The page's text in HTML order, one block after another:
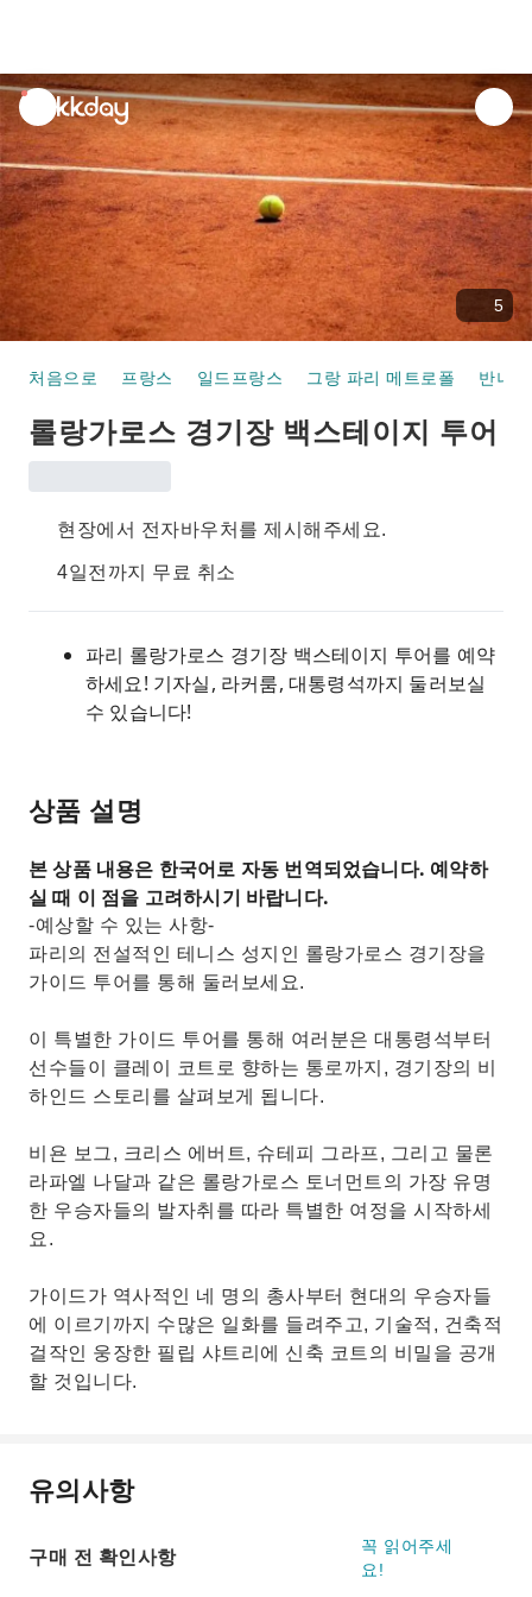
unread
notifications
5
처음으로 프랑스 일드프랑스 그랑 파리 메트로폴 반나
롤랑가로스 경기장 백스테이지 투어
현장에서 전자바우처를 제시해주세요.
4일전까지 무료 취소
파리 롤랑가로스 경기장 백스테이지 투어를 예약
하세요! 기자실, 라커룸, 대통령석까지 둘러보실
수 있습니다!
상품 설명
본 상품 내용은 한국어로 자동 번역되었습니다. 예약하
실 때 이 점을 고려하시기 바랍니다.
-예상할 수 있는 사항-
파리의 전설적인 테니스 성지인 롤랑가로스 경기장을
가이드 투어를 통해 둘러보세요.
이 특별한 가이드 투어를 통해 여러분은 대통령석부터
선수들이 클레이 코트로 향하는 통로까지, 경기장의 비
하인드 스토리를 살펴보게 됩니다.
비욘 보그, 크리스 에버트, 슈테피 그라프, 그리고 물론
라파엘 나달과 같은 롤랑가로스 토너먼트의 가장 유명
한 우승자들의 발자취를 따라 특별한 여정을 시작하세
요.
가이드가 역사적인 네 명의 총사부터 현대의 우승자들
에 이르기까지 수많은 일화를 들려주고, 기술적, 건축적
걸작인 웅장한 필립 샤트리에 신축 코트의 비밀을 공개
할 것입니다.
유의사항
구매 전 확인사항
꼭 읽어주세
요!